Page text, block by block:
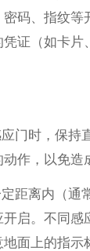
码、指纹等
证（如卡片
门时，保持
作，以免造
距离内（通
启。不同感
面上的指示